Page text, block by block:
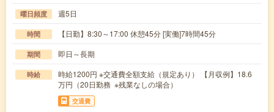
曜日頻度 週5日
時間 【日勤】8:30～17:00 休憩45分 [実働]7時間45分
期間 即日～長期
時給
時給1200円 ※交通費全額支給（規定あり） 【月収例】18.6
万円（20日勤務 ※残業なしの場合）
交通費